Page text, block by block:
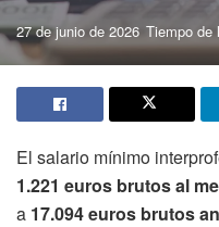
27 de junio de 2026 Tiempo de
El salario mínimo
1.221 euros brutos al
a 17.094 euros brutos